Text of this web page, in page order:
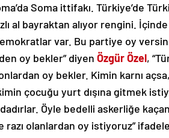
Soma ittifakı. Türkiye’de
al bayraktan alıyor rengini.
var. Bu partiye oy
oy bekler” diyen Özgür Özel,
oy bekler. Kimin karnı
çocuğu yurt dışına gitmek
Öyle bedelli askerliğe
olanlardan oy istiyoruz”